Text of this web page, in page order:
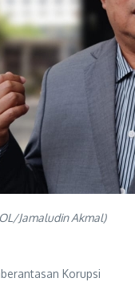
Jamaludin Akmal)
Korupsi